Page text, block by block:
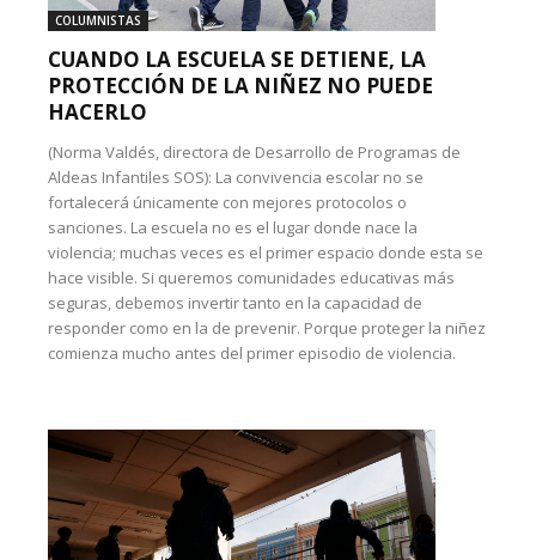
COLUMNISTAS
CUANDO LA ESCUELA SE DETIENE, LA
PROTECCIÓN DE LA NIÑEZ NO PUEDE
HACERLO
(Norma Valdés, directora de Desarrollo de Programas de
Aldeas Infantiles SOS): La convivencia escolar no se
fortalecerá únicamente con mejores protocolos o
sanciones. La escuela no es el lugar donde nace la
violencia; muchas veces es el primer espacio donde esta se
hace visible. Si queremos comunidades educativas más
seguras, debemos invertir tanto en la capacidad de
responder como en la de prevenir. Porque proteger la niñez
comienza mucho antes del primer episodio de violencia.